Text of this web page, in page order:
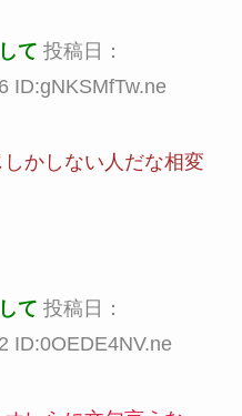
て 投稿日：
ID:gNKSMfTw.ne
かしない人だな相変
て 投稿日：
ID:0OEDE4NV.ne